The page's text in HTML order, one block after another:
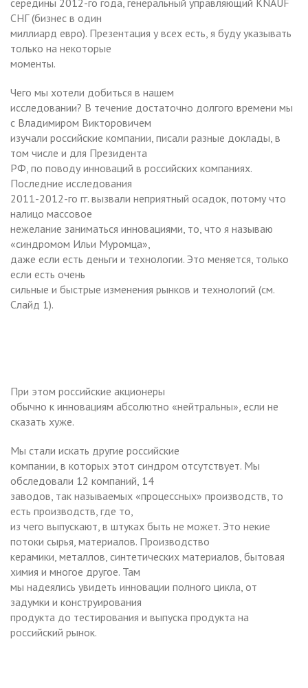
СНГ (бизнес в один
миллиард евро). Презентация у всех есть, я буду указывать
только на некоторые
моменты.
Чего мы хотели добиться в нашем
исследовании? В течение достаточно долгого времени мы
с Владимиром Викторовичем
изучали российские компании, писали разные доклады, в
том числе и для Президента
РФ, по поводу инноваций в российских компаниях.
Последние исследования
2011-2012-го гг. вызвали неприятный осадок, потому что
налицо массовое
нежелание заниматься инновациями, то, что я называю
«синдромом Ильи Муромца»,
даже если есть деньги и технологии. Это меняется, только
если есть очень
сильные и быстрые изменения рынков и технологий (см.
Слайд 1).
При этом российские акционеры
обычно к инновациям абсолютно «нейтральны», если не
сказать хуже.
Мы стали искать другие российские
компании, в которых этот синдром отсутствует. Мы
обследовали 12 компаний, 14
заводов, так называемых «процессных» производств, то
есть производств, где то,
из чего выпускают, в штуках быть не может. Это некие
потоки сырья, материалов. Производство
керамики, металлов, синтетических материалов, бытовая
химия и многое другое. Там
мы надеялись увидеть инновации полного цикла, от
задумки и конструирования
продукта до тестирования и выпуска продукта на
российский рынок.